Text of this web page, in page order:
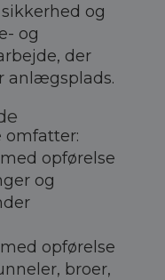
og
og
der
anlægsplads.
omfatter:
opførelse
og
opførelse
broer,